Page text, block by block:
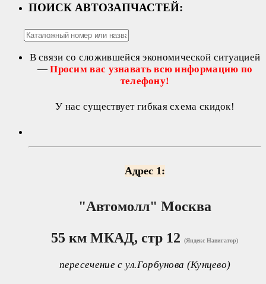
ПОИСК АВТОЗАПЧАСТЕЙ:
В связи со сложившейся экономической ситуацией
—Просим вас узнавать всю информацию по
телефону!
У нас существует гибкая схема скидок!
Адрес 1:
"Автомолл" Москва
55 км МКАД, стр 12 (Яндекс Навигатор)
пересечение с ул.Горбунова (Кунцево)